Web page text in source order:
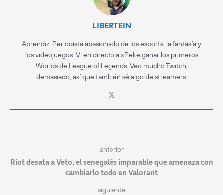
LIBERTEIN
Aprendiz. Periodista apasionado de los esports, la fantasía y
los videojuegos. Vi en directo a xPeke ganar los primeros
Worlds de League of Legends. Veo mucho Twitch,
demasiado, así que también sé algo de streamers.
anterior
Riot desata a Veto, el senegalés imparable que amenaza con
cambiarlo todo en Valorant
siguiente